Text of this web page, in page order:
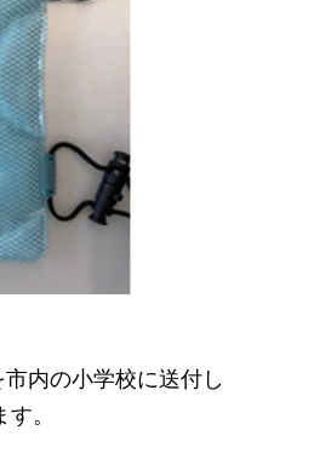
内の小学校に送付し
。